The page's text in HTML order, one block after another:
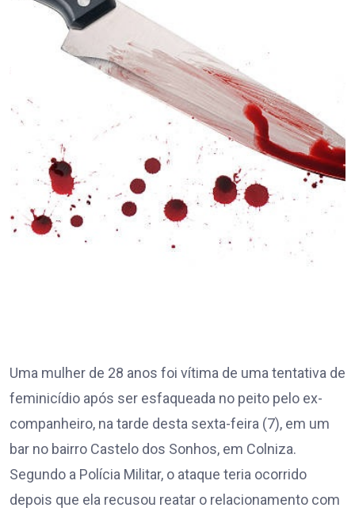
Uma mulher de 28 anos foi vítima de uma tentativa de
feminicídio após ser esfaqueada no peito pelo ex-
companheiro, na tarde desta sexta-feira (7), em um
bar no bairro Castelo dos Sonhos, em Colniza.
Segundo a Polícia Militar, o ataque teria ocorrido
depois que ela recusou reatar o relacionamento com